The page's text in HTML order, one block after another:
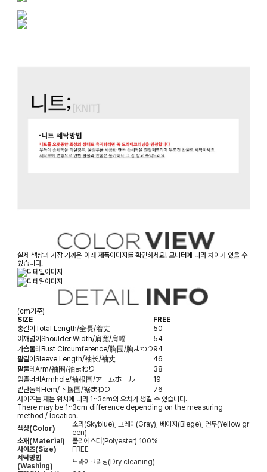
실제 색상과 가장 가까운 아래 제품이미지를 확인하세요! 모니터에 따라 차이가 있을 수
있습니다.
(cm기준)
SIZE
FREE
총길이 Total Length/全長/着丈
50
어깨넓이 Shoulder Width/肩宽/肩幅
54
가슴둘레 Bust Circumference/胸围/胸まわり94
팔길이 Sleeve Length/袖长/袖丈
46
팔둘레 Arm/袖围/袖まわり
38
암홀너비 Armhole/袖根围/アームホール
19
밑단둘레 Hem/下摆围/裾まわり
76
사이즈는 재는 위치에 따라 1~3cm의 오차가 생길 수 있습니다.
There may be 1~3cm difference depending on the measuring
method / location.
색상(Color)
소라(Skyblue), 그레이(Gray), 베이지(Biege), 연두(Yellow gr
een)
소재(Material)
폴리에스터(Polyester) 100%
사이즈(Size)
FREE
세탁방법
(Washing)
드라이크리닝(Dry cleaning)